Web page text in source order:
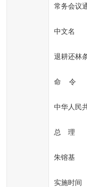
常务会议
中文名
退耕还林
命    令
中华人民
总　理
朱镕基
实施时间